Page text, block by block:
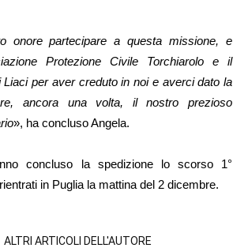
onore partecipare a questa missione, e
Protezione Civile Torchiarolo e il
Liaci per aver creduto in noi e averci dato la
ancora una volta, il nostro prezioso
», ha concluso Angela.
concluso la spedizione lo scorso 1°
in Puglia la mattina del 2 dicembre.
ALTRI ARTICOLI DELL'AUTORE